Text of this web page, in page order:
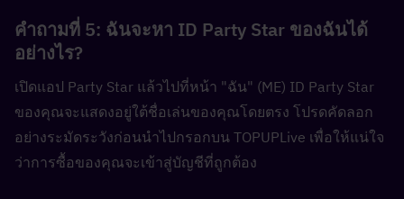
คำถามที่ 5: ฉันจะหา ID Party Star ของฉันได้
อย่างไร?
เปิดแอป Party Star แล้วไปที่หน้า "ฉัน" (ME) ID Party Star
ของคุณจะแสดงอยู่ใต้ชื่อเล่นของคุณโดยตรง โปรดคัดลอก
อย่างระมัดระวังก่อนนำไปกรอกบน TOPUPLive เพื่อให้แน่ใจ
ว่าการซื้อของคุณจะเข้าสู่บัญชีที่ถูกต้อง